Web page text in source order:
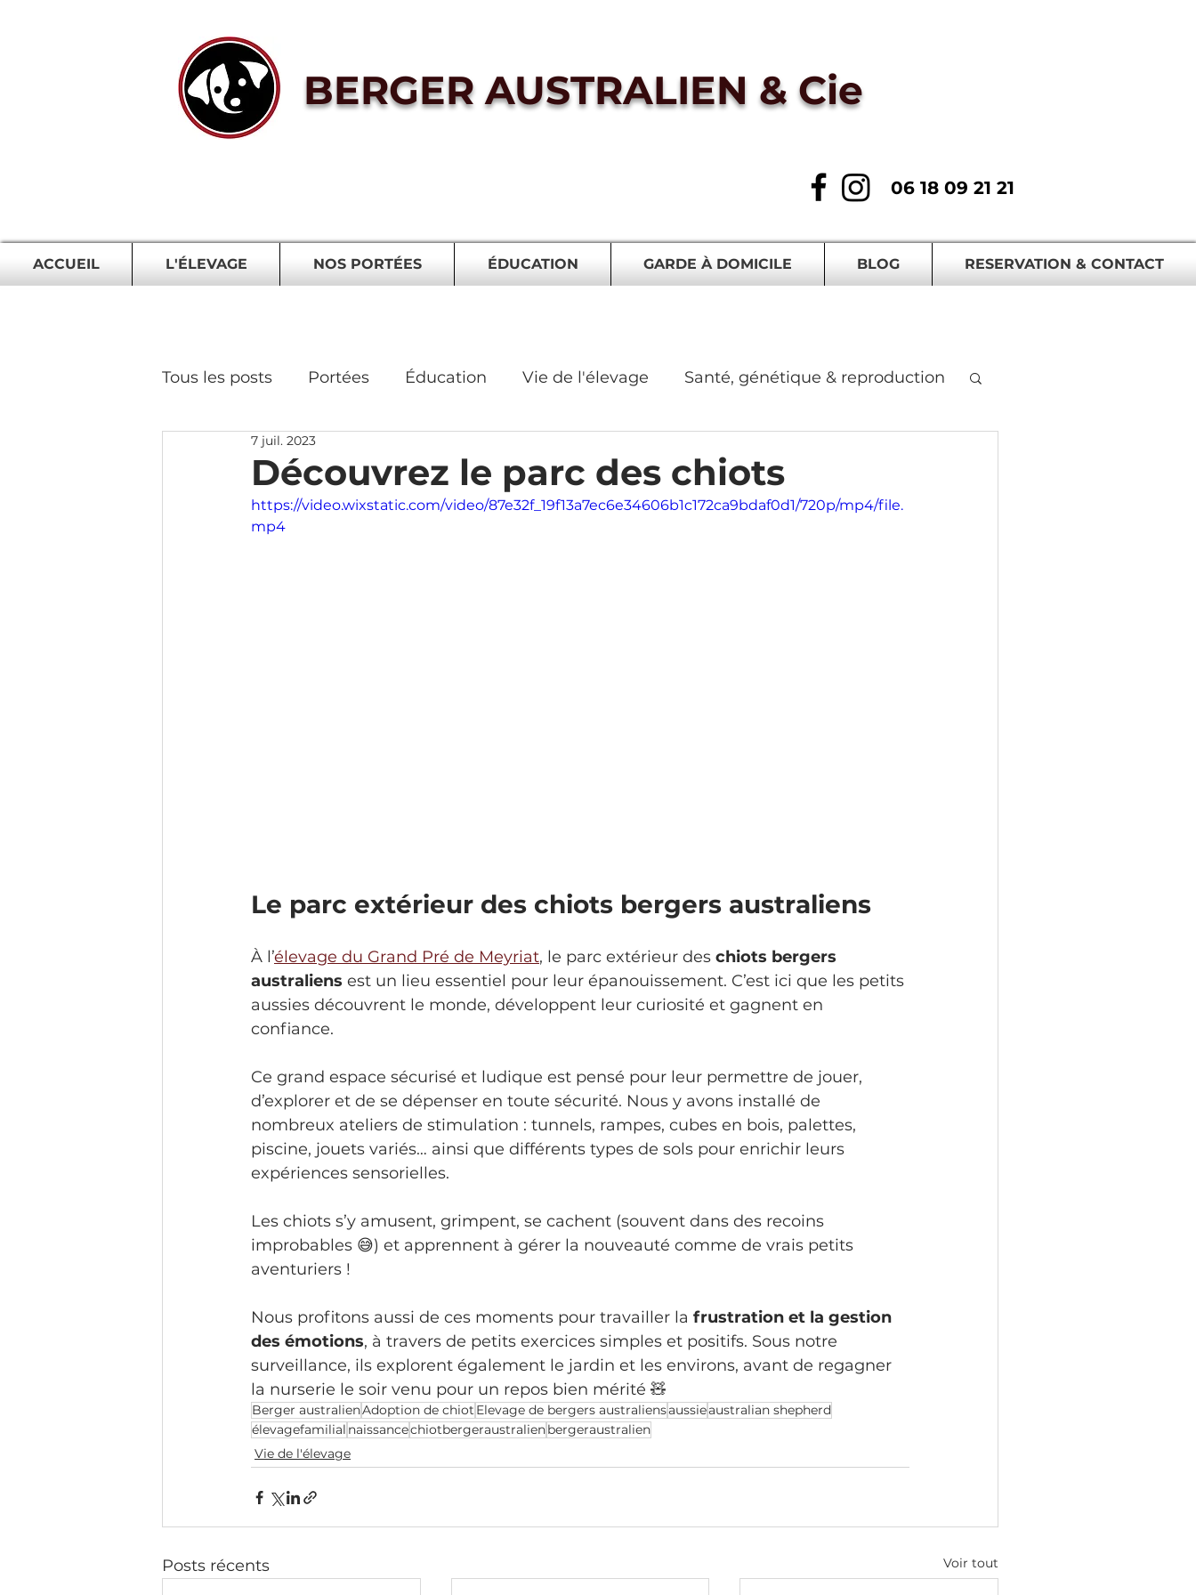
BERGER AUSTRALIEN & Cie
06 18 09 21 21
ACCUEIL L'ÉLEVAGE NOS PORTÉES ÉDUCATION GARDE À DOMICILE BLOG RESERVATION & CONTACT
Tous les posts Portées Éducation Vie de l'élevage Santé, génétique & reproduction
Découvrez le parc des chiots
7 juil. 2023
https://video.wixstatic.com/video/87e32f_19f13a7ec6e34606b1c172ca9bdaf0d1/720p/mp4/file.
mp4
Le parc extérieur des chiots bergers australiens
À l’élevage du Grand Pré de Meyriat, le parc extérieur des chiots bergers
australiens est un lieu essentiel pour leur épanouissement. C’est ici que les petits
aussies découvrent le monde, développent leur curiosité et gagnent en
confiance.
Ce grand espace sécurisé et ludique est pensé pour leur permettre de jouer,
d’explorer et de se dépenser en toute sécurité. Nous y avons installé de
nombreux ateliers de stimulation : tunnels, rampes, cubes en bois, palettes,
piscine, jouets variés… ainsi que différents types de sols pour enrichir leurs
expériences sensorielles.
Les chiots s’y amusent, grimpent, se cachent (souvent dans des recoins
improbables 😅) et apprennent à gérer la nouveauté comme de vrais petits
aventuriers !
Nous profitons aussi de ces moments pour travailler la frustration et la gestion
des émotions, à travers de petits exercices simples et positifs. Sous notre
surveillance, ils explorent également le jardin et les environs, avant de regagner
la nurserie le soir venu pour un repos bien mérité 🧸
Berger australienAdoption de chiot Elevage de bergers australiensaussieaustralian shepherd
élevagefamilial naissancechiotbergeraustralienbergeraustralien
Vie de l'élevage
Posts récents Voir tout